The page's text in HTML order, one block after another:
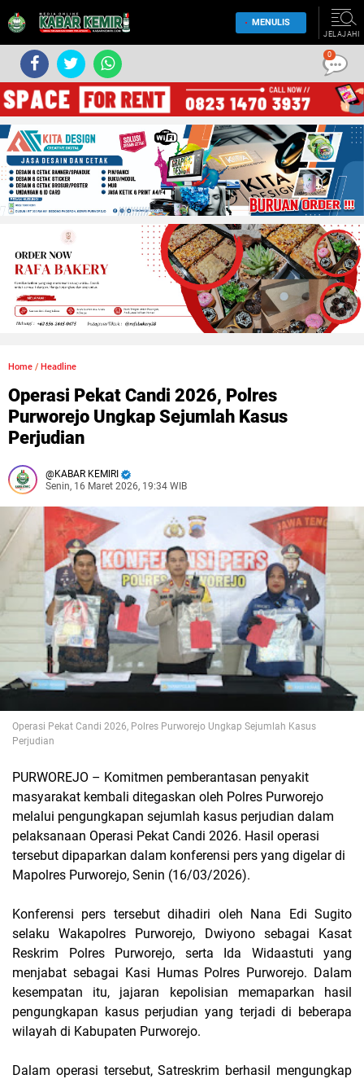
MENULIS
JELAJAHI
Home / Headline
Operasi Pekat Candi 2026, Polres
Purworejo Ungkap Sejumlah Kasus
Perjudian
KABAR KEMIRI
Senin, 16 Maret 2026, 19:34 WIB
Operasi Pekat Candi 2026, Polres Purworejo Ungkap Sejumlah Kasus
Perjudian
PURWOREJO – Komitmen pemberantasan penyakit
masyarakat kembali ditegaskan oleh Polres Purworejo
melalui pengungkapan sejumlah kasus perjudian dalam
pelaksanaan Operasi Pekat Candi 2026. Hasil operasi
tersebut dipaparkan dalam konferensi pers yang digelar di
Mapolres Purworejo, Senin (16/03/2026).
Konferensi pers tersebut dihadiri oleh Nana Edi Sugito
selaku Wakapolres Purworejo, Dwiyonosebagai Kasat
Reskrim Polres Purworejo, serta Ida Widaastuti yang
menjabat sebagai Kasi Humas Polres Purworejo. Dalam
kesempatan itu, jajaran kepolisian memaparkan hasil
pengungkapan kasus perjudian yang terjadi di beberapa
wilayah di Kabupaten Purworejo.
Dalam operasi tersebut, Satreskrim berhasil mengungkap
0